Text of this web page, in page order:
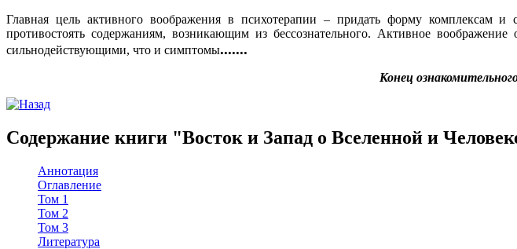
Главная цель активного воображения в психотерапии – придать форму комплексам
противостоять содержаниям, возникающим из бессознательного. Активное
сильнодействующими, что и симптомы.......
Конец
Содержание книги "Восток и Запад о Вселенной и
Аннотация
Оглавление
Том 1
Том 2
Том 3
Литература